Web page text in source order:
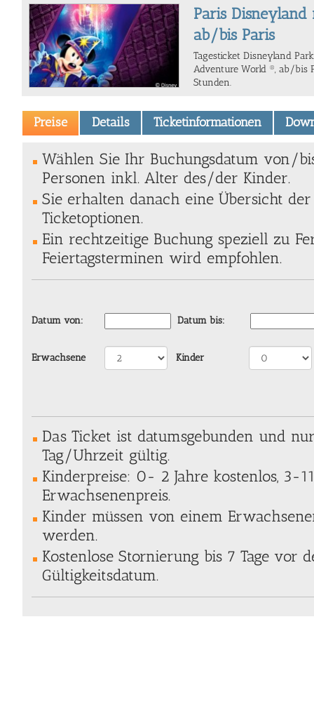
Paris
ab/bis Paris
Tagesticket Disneyland
Adventure World ®, ab/bis
Stunden.
Preise Details Ticketinformationen
Wählen Sie Ihr Buchungsdatum von/
Personen inkl. Alter des/der Kinder.
Sie erhalten danach eine Übersicht
Ticketoptionen.
Ein rechtzeitige Buchung speziell zu
Feiertagsterminen wird empfohlen.
Datum von: Datum bis:
Erwachsene Kinder
Das Ticket ist datumsgebunden und
Tag/Uhrzeit gültig.
Kinderpreise: 0- 2 Jahre kostenlos, 3-
Erwachsenenpreis.
Kinder müssen von einem
werden.
Kostenlose Stornierung bis 7 Tage vor
Gültigkeitsdatum.